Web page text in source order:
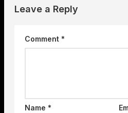
Leave a Reply
Comment *
Name *